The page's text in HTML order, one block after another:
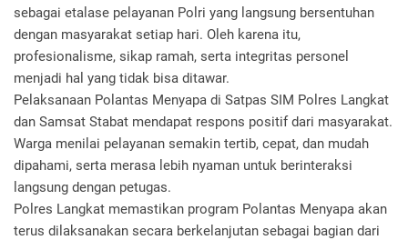
sebagai etalase pelayanan Polri yang langsung bersentuhan
dengan masyarakat setiap hari. Oleh karena itu,
profesionalisme, sikap ramah, serta integritas personel
menjadi hal yang tidak bisa ditawar.
Pelaksanaan Polantas Menyapa di Satpas SIM Polres Langkat
dan Samsat Stabat mendapat respons positif dari masyarakat.
Warga menilai pelayanan semakin tertib, cepat, dan mudah
dipahami, serta merasa lebih nyaman untuk berinteraksi
langsung dengan petugas.
Polres Langkat memastikan program Polantas Menyapa akan
terus dilaksanakan secara berkelanjutan sebagai bagian dari